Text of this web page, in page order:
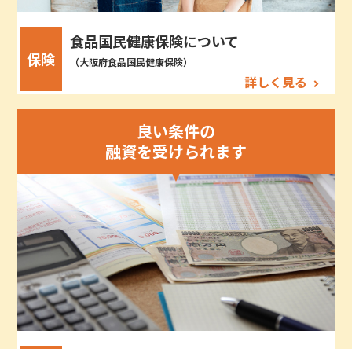
保険
食品国民健康保険について
（大阪府食品国民健康保険）
詳しく見る
良い条件の
融資を受けられます